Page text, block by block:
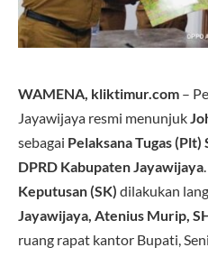
WAMENA, kliktimur.com –
Jayawijaya resmi menunjuk
sebagai Pelaksana Tugas
DPRD Kabupaten Jayawijaya
Keputusan (SK) dilakukan
Jayawijaya, Atenius Murip,
ruang rapat kantor Bupati,